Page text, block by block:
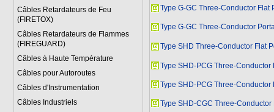
Câbles Retardateurs de Feu
(FIRETOX)
Câbles Retardateurs de Flammes
(FIREGUARD)
Câbles à Haute Température
Câbles pour Autoroutes
Câbles d'Instrumentation
Câbles Industriels
Type G-GC Three-Conductor Flat
Type G-GC Three-Conductor
Type SHD Three-Conductor Flat
Type SHD-PCG Three-
Type SHD-PCG Three-
Type SHD-CGC Three-